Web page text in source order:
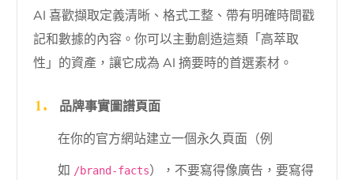
AI 喜歡擷取定義清晰、格式工整、帶有明確時間戳
記和數據的內容。你可以主動創造這類「高萃取
性」的資產，讓它成為 AI 摘要時的首選素材。
品牌事實圖譜頁面
在你的官方網站建立一個永久頁面（例
如 /brand-facts），不要寫得像廣告，要寫得